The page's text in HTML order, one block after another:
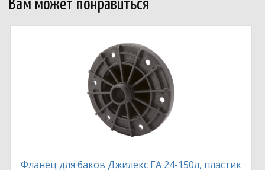
Вам может понравиться
Фланец для баков Джилекс ГА 24-150л, пластик